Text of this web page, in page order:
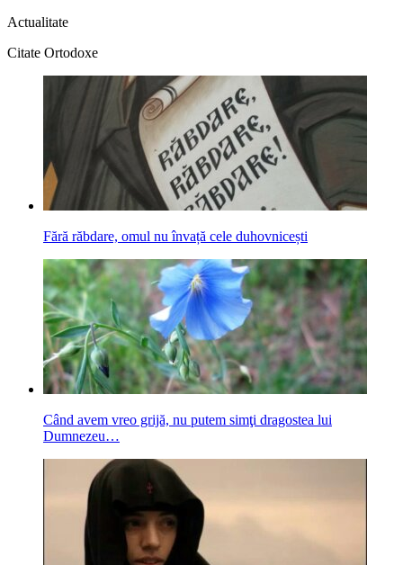
Actualitate
Citate Ortodoxe
Fără răbdare, omul nu învață cele duhovnicești
Când avem vreo grijă, nu putem simţi dragostea lui
Dumnezeu…